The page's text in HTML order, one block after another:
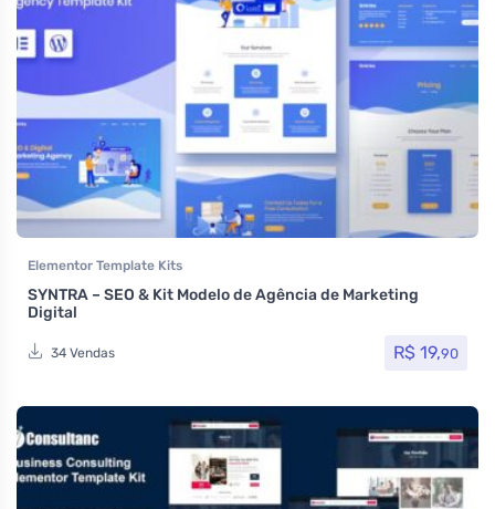
Elementor Template Kits
SYNTRA – SEO & Kit Modelo de Agência de Marketing
Digital
34 Vendas R$ 19,90